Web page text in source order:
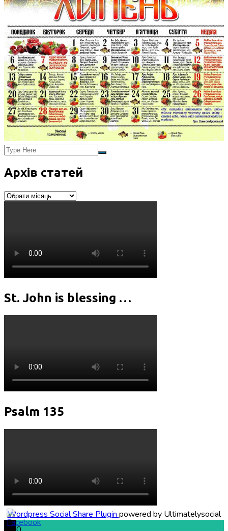
Архів статей
Архів
St. John is blessing …
Psalm 135
Wordpress Social Share Plugin powered by Ultimatelysocial